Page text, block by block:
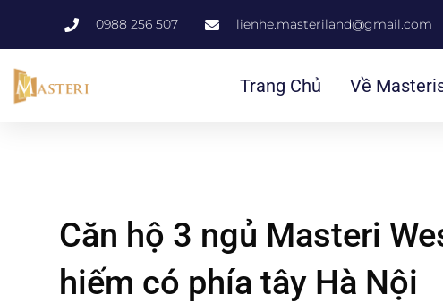
0988 256 507 lienhe.masteriland@gmail.com
Trang Chủ Về
Căn hộ 3 ngủ Masteri
hiếm có phía tây Hà Nội